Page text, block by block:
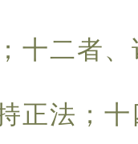
十二者
正法；